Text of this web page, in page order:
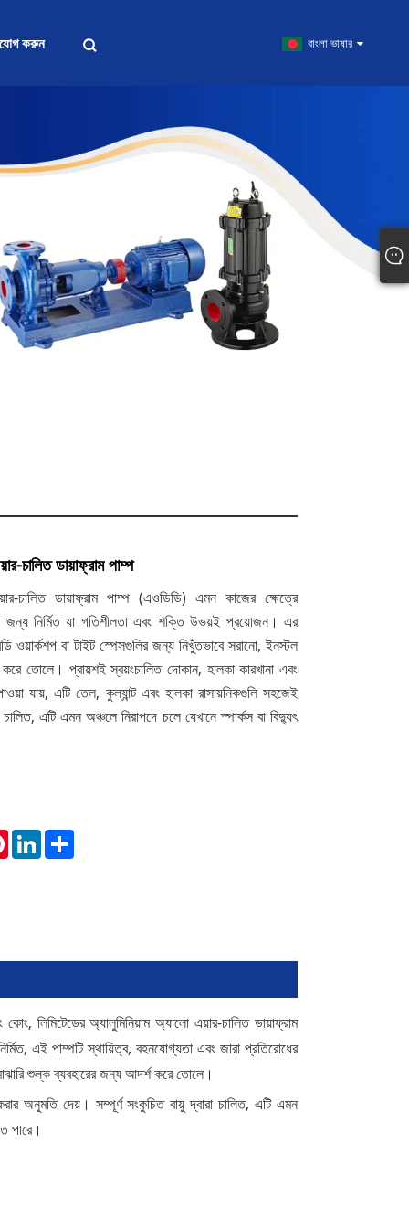
করুন বাংলা ভাষার
চালিত ডায়াফ্রাম পাম্প
চালিত ডায়াফ্রাম পাম্প (এওডিডি) এমন কাজের ক্ষেত্রে
জন্য নির্মিত যা গতিশীলতা এবং শক্তি উভয়ই প্রয়োজন। এর
ওয়ার্কশপ বা টাইট স্পেসগুলির জন্য নিখুঁতভাবে সরানো, ইনস্টল
তোলে। প্রায়শই স্বয়ংচালিত দোকান, হালকা কারখানা এবং
যায়, এটি তেল, কুল্যান্ট এবং হালকা রাসায়নিকগুলি সহজেই
চালিত, এটি এমন অঞ্চলে নিরাপদে চলে যেখানে স্পার্কস বা বিদ্যুৎ
PinterestLinkedInShare
লিমিটেডের অ্যালুমিনিয়াম অ্যালো এয়ার-চালিত ডায়াফ্রাম
এই পাম্পটি স্থায়িত্ব, বহনযোগ্যতা এবং জারা প্রতিরোধের
শুল্ক ব্যবহারের জন্য আদর্শ করে তোলে।
অনুমতি দেয়। সম্পূর্ণ সংকুচিত বায়ু দ্বারা চালিত, এটি এমন
পারে।